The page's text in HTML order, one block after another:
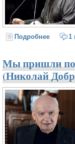
Подробнее о Мир1
Мы пришли
(Николай